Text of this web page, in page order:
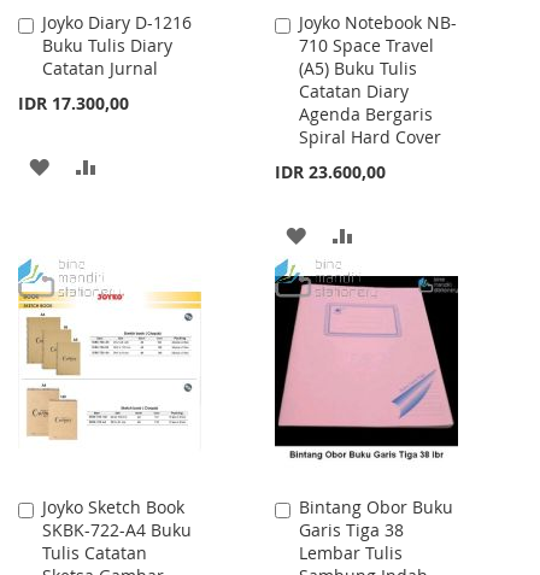
Joyko Diary D-1216
Buku Tulis Diary
Catatan Jurnal
IDR 17.300,00
Add
to
Cart
ADD
LIST
Joyko Notebook NB-
710 Space Travel
(A5) Buku Tulis
Catatan Diary
Agenda Bergaris
Spiral Hard Cover
IDR 23.600,00
Add
to
Cart
ADD
TO
WISH
TO
COMPARE
Joyko Sketch Book
SKBK-722-A4 Buku
Tulis Catatan
Add
to
Cart
Bintang Obor Buku
Garis Tiga 38
Lembar Tulis
Add
to
Cart